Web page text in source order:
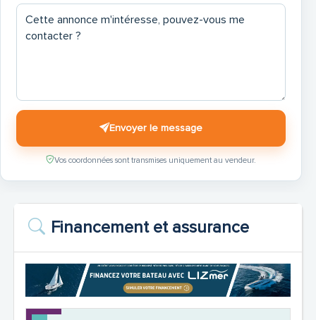
Unterwasserbeleuchtung, Heck, blau oder weiß -
Humphree
Kühlschublade in Salon
Envoyer le message
Vos coordonnées sont transmises uniquement au vendeur.
Financement et assurance